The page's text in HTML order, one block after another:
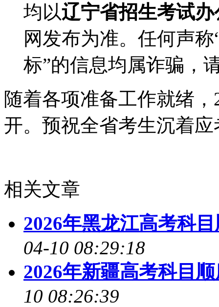
均以辽宁省招生考试办
网发布为准。任何声
标”的信息均属诈骗，
随着各项准备工作就绪
开。预祝全省考生沉着
相关文章
2026年黑龙江高考科
04-10 08:29:18
2026年新疆高考科目
10 08:26:39